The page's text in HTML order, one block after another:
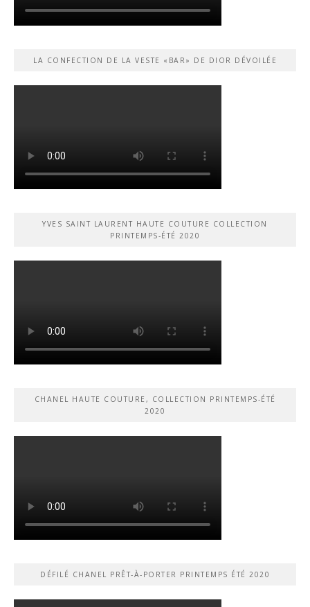
LA CONFECTION DE LA VESTE «BAR» DE DIOR DÉVOILÉE
YVES SAINT LAURENT HAUTE COUTURE COLLECTION
PRINTEMPS-ÉTÉ 2020
CHANEL HAUTE COUTURE, COLLECTION PRINTEMPS-ÉTÉ
2020
DÉFILÉ CHANEL PRÊT-À-PORTER PRINTEMPS ÉTÉ 2020